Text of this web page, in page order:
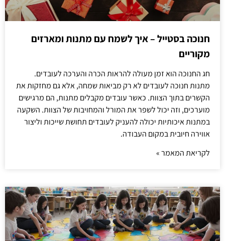
חנוכה בסטייל – איך לשמח עם מתנות ומארזים
מקוריים
חג החנוכה הוא זמן מעולה להראות הכרה והערכה לעובדים.
מתנות חנוכה לעובדים לא רק מביאות שמחה, אלא גם מחזקות את
הקשרים בתוך הצוות. כאשר עובדים מקבלים מתנות, הם מרגישים
מוערכים, וזה יכול לשפר את המורל והמחויבות של הצוות. השקעה
במתנות איכותיות יכולה להעניק לעובדים תחושת שייכות וליצור
אווירה חיובית במקום העבודה.
לקריאת המאמר »